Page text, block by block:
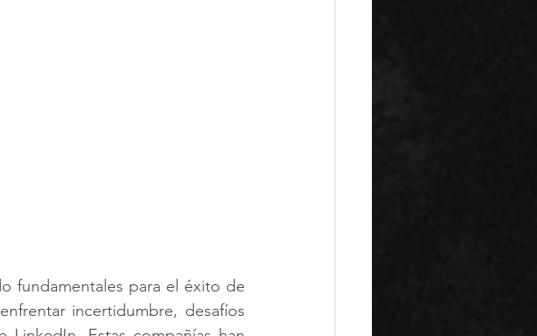
fundamentales para el éxito de
incertidumbre, desafíos